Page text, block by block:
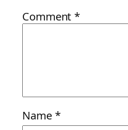
Comment*
Name *